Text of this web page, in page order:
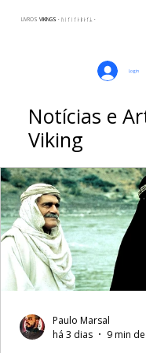
LIVROS VIKINGS · ᚢᛁᚴᛁᚴᛅᛒᛅᚴᛦ ·
Login
Notícias e
Viking
Paulo Marsal
há 3 dias
9 min de